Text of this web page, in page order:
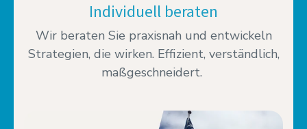
Individuell beraten
Wir beraten Sie praxisnah und entwickeln
Strategien, die wirken. Effizient, verständlich,
maßgeschneidert.